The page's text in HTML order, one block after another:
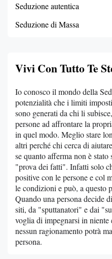
Seduzione autentica
Seduzione di Massa
Vivi Con Tutto Te
Io conosco il mondo della
potenzialità che i limiti
sono generati da chi li
persone ad affrontare la
in quel modo. Meglio stare
altri perché chi cerca di
se quanto afferma non è
"prova dei fatti". Infatti solo
positive con le persone e col
le condizioni e può, a questo
Quando una persona decide
siti, da "sputtanatori" e dai
voglia di impegnarsi in niente
nessun ragionamento potrà
persona.